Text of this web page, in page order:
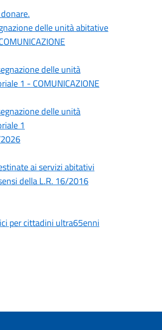
delle unità abitative
delle unità
1 - COMUNICAZIONE
delle unità
1
ai servizi abitativi
della L.R. 16/2016
per cittadini ultra65enni